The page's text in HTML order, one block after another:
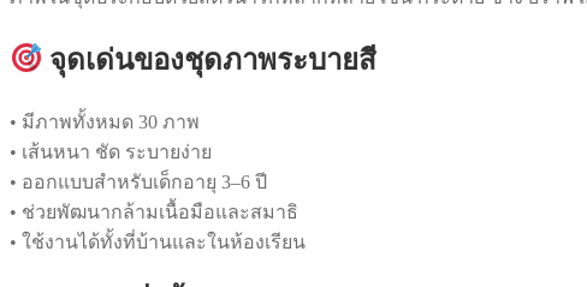
จุดเด่นของชุดภาพระบายสี
• มีภาพทั้งหมด 30 ภาพ
• เส้นหนา ชัด ระบายง่าย
• ออกแบบสำหรับเด็กอายุ 3–6 ปี
• ช่วยพัฒนากล้ามเนื้อมือและสมาธิ
• ใช้งานได้ทั้งที่บ้านและในห้องเรียน